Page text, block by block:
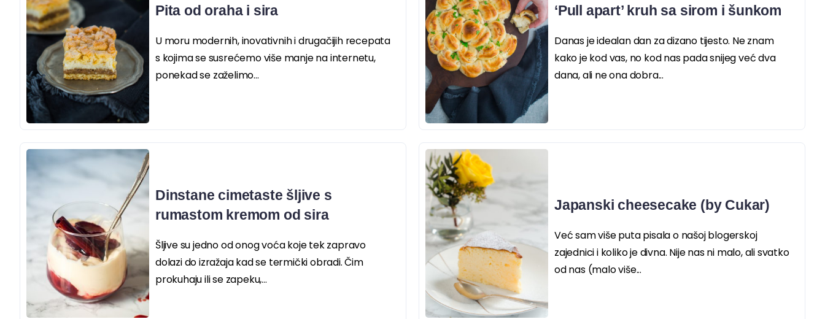
Pita od oraha i sira
U moru modernih, inovativnih i drugačijih recepata
s kojima se susrećemo više manje na internetu,
ponekad se zaželimo...
‘Pull apart’ kruh sa sirom i šunkom
Danas je idealan dan za dizano tijesto. Ne znam
kako je kod vas, no kod nas pada snijeg već dva
dana, ali ne ona dobra...
Dinstane cimetaste šljive s
rumastom kremom od sira
Šljive su jedno od onog voća koje tek zapravo
dolazi do izražaja kad se termički obradi. Čim
prokuhaju ili se zapeku,...
Japanski cheesecake (by Cukar)
Već sam više puta pisala o našoj blogerskoj
zajednici i koliko je divna. Nije nas ni malo, ali svatko
od nas (malo više...